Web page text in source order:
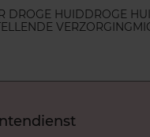
DROGE HUIDDROGE
VERZORGING